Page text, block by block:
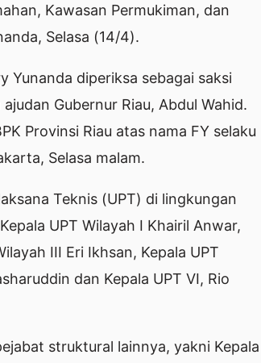
Kawasan Permukiman, dan
Selasa (14/4).
Yunanda diperiksa sebagai saksi
Gubernur Riau, Abdul Wahid.
Provinsi Riau atas nama FY selaku
Selasa malam.
Teknis (UPT) di lingkungan
UPT Wilayah I Khairil Anwar,
III Eri Ikhsan, Kepala UPT
dan Kepala UPT VI, Rio
struktural lainnya, yakni Kepala